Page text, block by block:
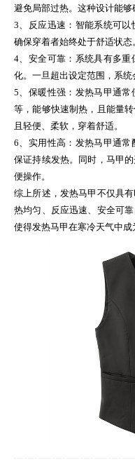
避免局部过热。这种设计能够
3、反应迅速：智能系统可以
确保穿着者始终处于舒适状态
4、安全可靠：系统具有多
化。一旦超出设定范围，系统
5、保暖性强：发热马甲通
等，能够快速制热，且能量
且轻便、柔软，穿着舒适。
6、实用性高：发热马甲通常
保证持续发热。同时，马甲
便操作。
综上所述，发热马甲不仅具
热均匀、反应迅速、安全可
使得发热马甲在寒冷天气中成